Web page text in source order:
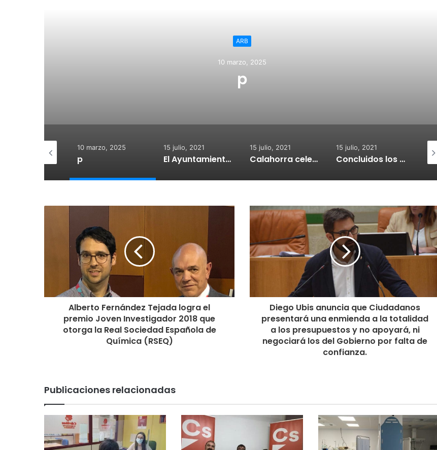
ARB
10 marzo, 2025
p
10 marzo, 2025
p
15 julio, 2021
El Ayuntamiento de Calahorra convoca subvenciones para la adquisión de medidores de CO2
15 julio, 2021
Calahorra celebrará el Croquetur II
15 julio, 2021
Concluidos los trabajos de reposición del asfaltado de Calahorra
Alberto Fernández Tejada logra el
premio Joven Investigador 2018 que
otorga la Real Sociedad Española de
Química (RSEQ)
Diego Ubis anuncia que Ciudadanos
presentará una enmienda a la totalidad
a los presupuestos y no apoyará, ni
negociará los del Gobierno por falta de
confianza.
Publicaciones relacionadas